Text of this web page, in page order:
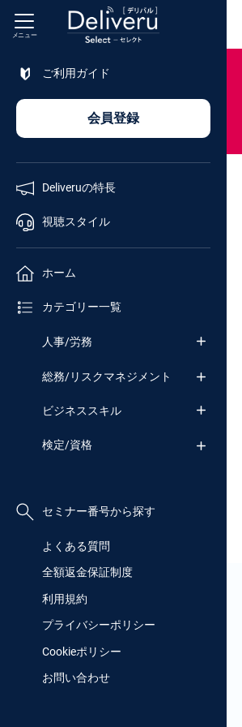
メニュー
ご利用ガイド
会員登録
Deliveruの特長
視聴スタイル
ホーム
カテゴリー一覧
人事/労務
総務/リスクマネジメント
ビジネススキル
検定/資格
セミナー番号から探す
よくある質問
全額返金保証制度
利用規約
プライバシーポリシー
Cookieポリシー
お問い合わせ
セミナー
番号検索